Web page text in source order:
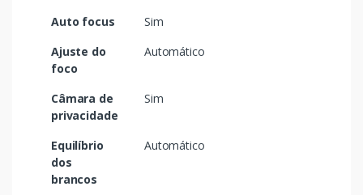
Auto focus
Sim
Ajuste do
foco
Automático
Câmara de
privacidade
Sim
Equilíbrio
dos
brancos
Automático